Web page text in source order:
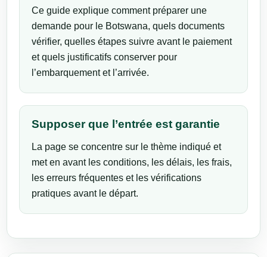
Ce guide explique comment préparer une
demande pour le Botswana, quels documents
vérifier, quelles étapes suivre avant le paiement
et quels justificatifs conserver pour
l’embarquement et l’arrivée.
Supposer que l’entrée est garantie
La page se concentre sur le thème indiqué et
met en avant les conditions, les délais, les frais,
les erreurs fréquentes et les vérifications
pratiques avant le départ.